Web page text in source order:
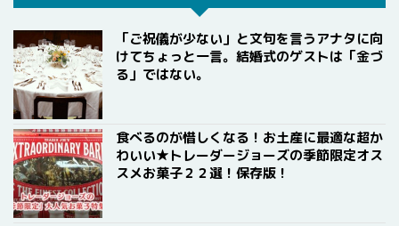
「ご祝儀が少ない」と文句を言うアナタに向
けてちょっと一言。結婚式のゲストは「金づ
る」ではない。
食べるのが惜しくなる！お土産に最適な超か
わいい★トレーダージョーズの季節限定オス
スメお菓子２２選！保存版！